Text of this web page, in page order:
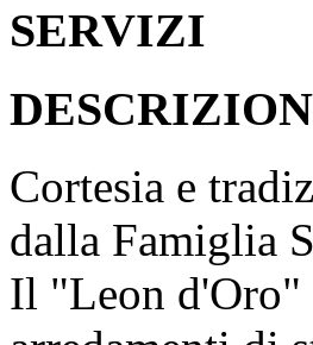
SERVIZI
Cortesia e
dalla Famiglia
Il "Leon d'Oro"